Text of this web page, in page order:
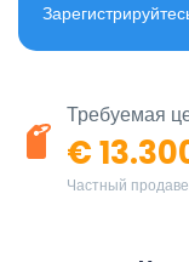
Требуемая
€
Частный